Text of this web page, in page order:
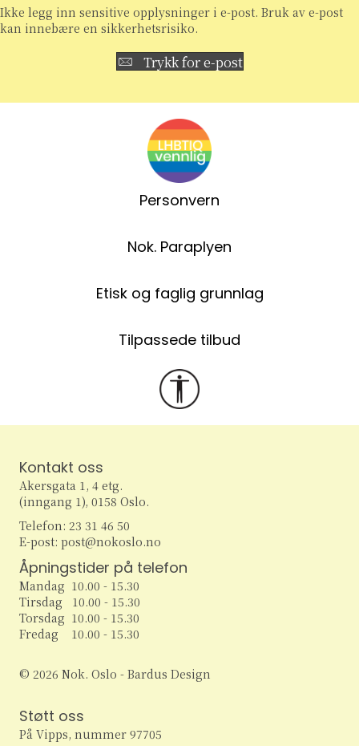
Ikke legg inn sensitive opplysninger i e-post. Bruk av e-post
kan innebære en sikkerhetsrisiko.
Trykk for e-post
Personvern
Nok. Paraplyen
Etisk og faglig grunnlag
Tilpassede tilbud
Kontakt oss
Akersgata 1, 4 etg.
(inngang 1), 0158 Oslo.
Telefon: 23 31 46 50
E-post: post@nokoslo.no
Åpningstider på telefon
Mandag 10.00 - 15.30
Tirsdag 10.00 - 15.30
Torsdag 10.00 - 15.30
Fredag 10.00 - 15.30
© 2026 Nok. Oslo - Bardus Design
Støtt oss
På Vipps, nummer 97705